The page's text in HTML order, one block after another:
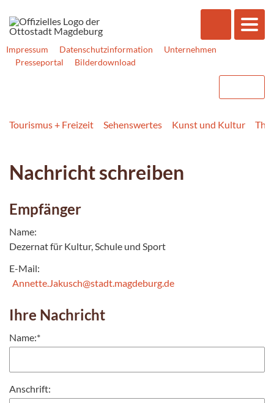
Impressum Datenschutzinformation
Unternehmen
Presseportal
Bilderdownload
Tourismus + Freizeit Sehenswertes Kunst und Kultur
Nachricht schreiben
Empfänger
Name:
Dezernat für Kultur, Schule und Sport
E-Mail:
Annette.Jakusch@stadt.magdeburg.de
Ihre Nachricht
Name:*
Anschrift: